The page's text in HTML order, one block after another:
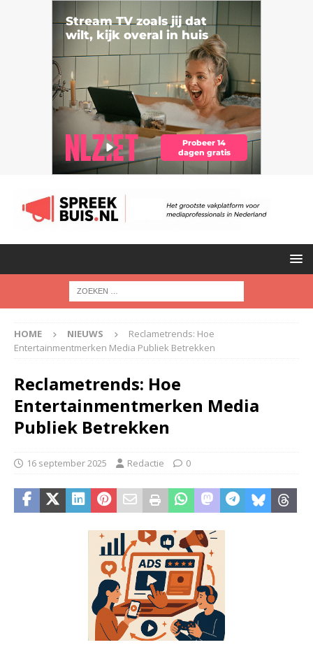
HOME NIEUWS
Reclametrends: Hoe
Entertainmentmerken Media Publiek Betrekken
Reclametrends: Hoe
Entertainmentmerken Media
Publiek Betrekken
16 september 2025 Redactie 0